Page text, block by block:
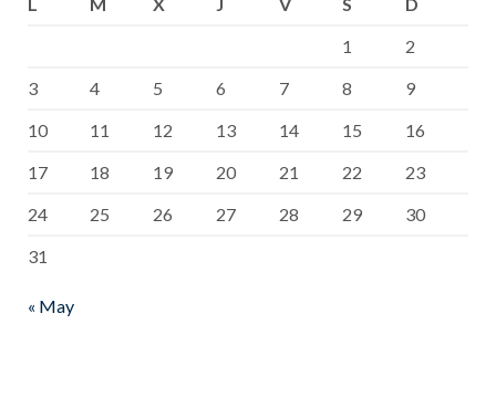
1
2
3
4 5 6 7 8
9
10
11 12 13 14 15
16
17
18 19 20 21 22
23
24
25 26 27 28 29
30
31
« May